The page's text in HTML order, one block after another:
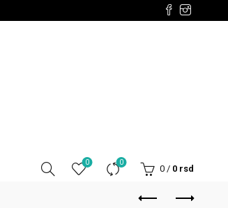
0 0
0 / 0 rsd